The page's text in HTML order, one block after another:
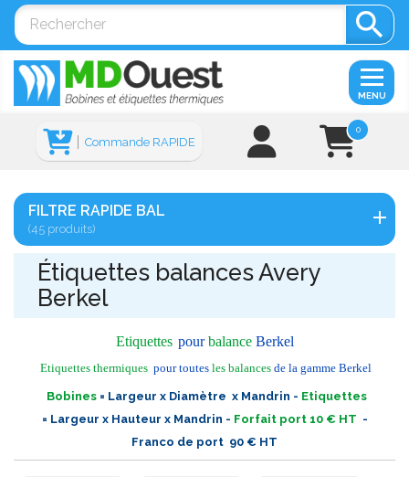

0
Commande RAPIDE
MENU
FILTRE RAPIDE BAL
(45 produits)
Étiquettes balances Avery
Berkel
Etiquettes pourbalance Berkel
Etiquettes thermiques pour toutes les balances de la gamme Berkel
Bobines= Largeur x Diamètre x Mandrin - Etiquettes
= Largeur x Hauteur x Mandrin - Forfait port 10 € HT -
Franco de port 90 € HT